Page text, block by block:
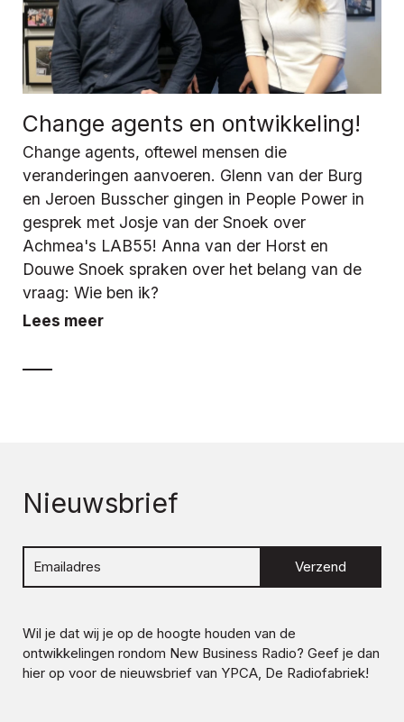
Change agents en ontwikkeling!
Change agents, oftewel mensen die
veranderingen aanvoeren. Glenn van der Burg
en Jeroen Busscher gingen in People Power in
gesprek met Josje van der Snoek over
Achmea's LAB55! Anna van der Horst en
Douwe Snoek spraken over het belang van de
vraag: Wie ben ik?
Lees meer
Nieuwsbrief
Verzend
Wil je dat wij je op de hoogte houden van de
ontwikkelingen rondom New Business Radio? Geef je dan
hier op voor de nieuwsbrief van YPCA, De Radiofabriek!